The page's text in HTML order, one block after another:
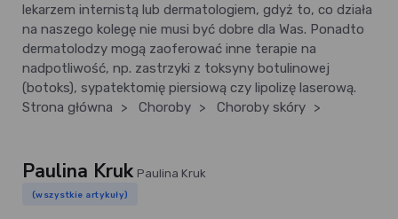
lekarzem internistą lub dermatologiem, gdyż to, co działa
na naszego kolegę nie musi być dobre dla Was. Ponadto
dermatolodzy mogą zaoferować inne terapie na
nadpotliwość, np. zastrzyki z toksyny botulinowej
(botoks), sypatektomię piersiową czy lipolizę laserową.
Strona główna
> Choroby > Choroby skóry >
Paulina Kruk Paulina Kruk
(wszystkie artykuły)